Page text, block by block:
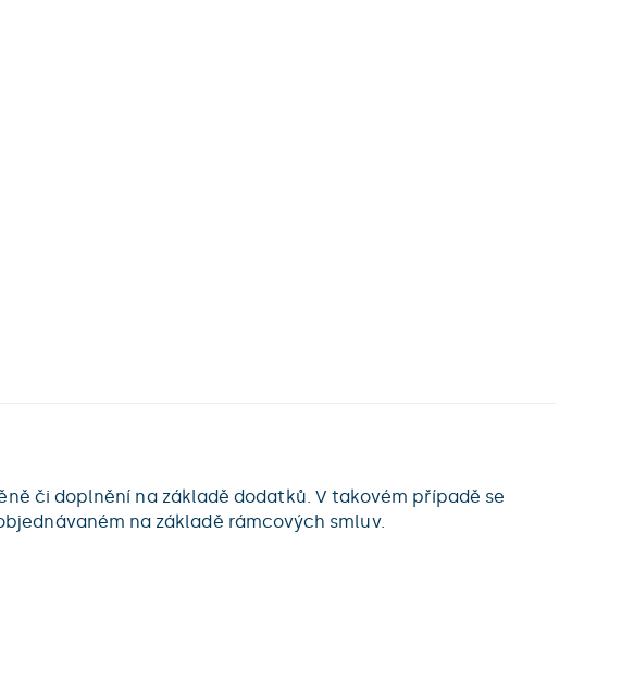
či doplnění na základě dodatků. V takovém případě se
na základě rámcových smluv.